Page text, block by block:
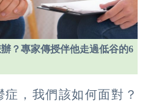
？專家傳授伴他走過低谷的6
，我們該如何面對？